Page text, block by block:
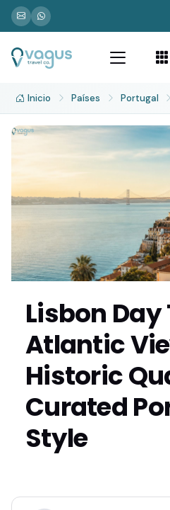
Inicio Países Portugal
Lisbon Day
Atlantic
Historic
Curated
Style